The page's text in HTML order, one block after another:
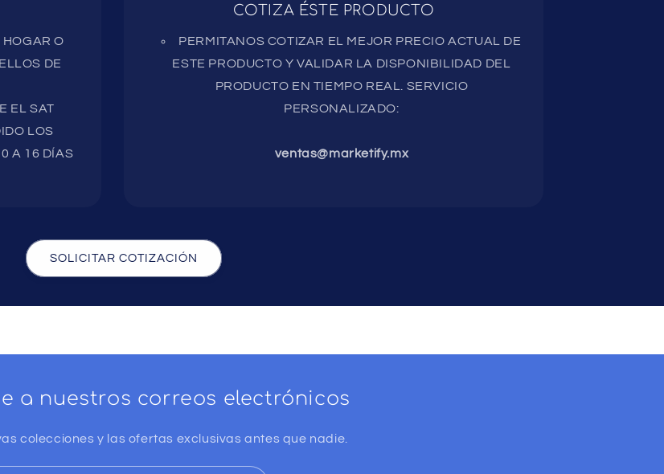
HOGAR O
DE
EL SAT
LOS
A 16 DÍAS
COTIZA ÉSTE PRODUCTO
PERMITANOS COTIZAR EL MEJOR PRECIO ACTUAL DE
ESTE PRODUCTO Y VALIDAR LA DISPONIBILIDAD DEL
PRODUCTO EN TIEMPO REAL. SERVICIO
PERSONALIZADO:
ventas@marketify.mx
SOLICITAR COTIZACIÓN
a nuestros correos electrónicos
colecciones y las ofertas exclusivas antes que nadie.